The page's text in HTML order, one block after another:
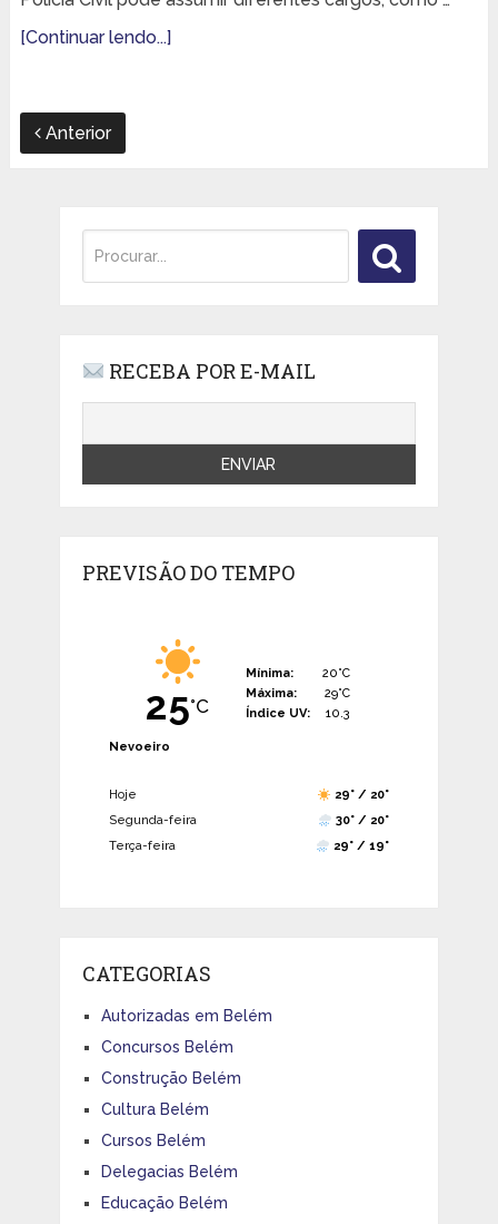
[Continuar lendo...]
Anterior
RECEBA POR E-MAIL
PREVISÃO DO TEMPO
25°C
Mínima:
20°C
Máxima:
29°C
Índice UV:
10.3
Nevoeiro
Hoje
29° / 20°
Segunda-feira
30° / 20°
Terça-feira
29° / 19°
CATEGORIAS
Autorizadas em Belém
Concursos Belém
Construção Belém
Cultura Belém
Cursos Belém
Delegacias Belém
Educação Belém